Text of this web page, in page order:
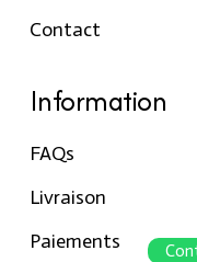
Contact
Information
FAQs
Livraison
Paiements